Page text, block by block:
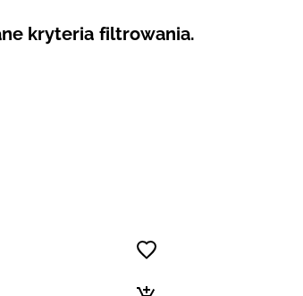
kryteria filtrowania.